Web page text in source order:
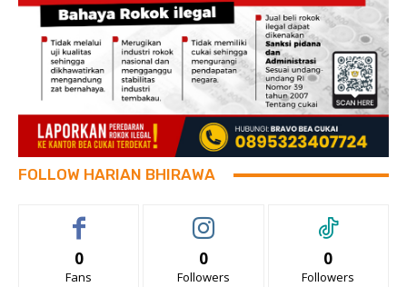
FOLLOW HARIAN BHIRAWA
0
Fans
0
Followers
0
Followers